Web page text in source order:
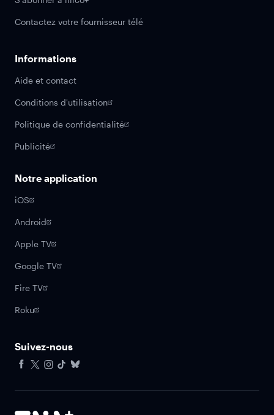
Contactez votre fournisseur télé
Informations
Aide et contact
Conditions d'utilisation
Politique de confidentialité
Publicité
Notre application
iOS
Android
Apple TV
Google TV
Fire TV
Roku
Suivez-nous